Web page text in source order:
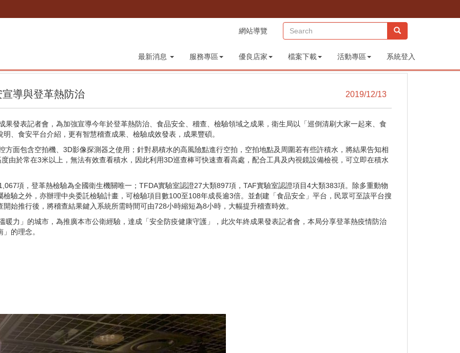
網站導覽 (sitemap)
最新消息 服務專區 優良店家 檔案下載 活動專區 系統登入
導與登革熱防治 2019/12/13
表記者會，為加強宣導今年於登革熱防治、食品安全、稽查、檢驗領域之成果，衛生局以「巡倒清刷大家一起來、食
、食安平台介紹，更有智慧稽查成果、檢驗成效發表，成果豐碩。
包含空拍機、3D影像探測器之使用；針對易積水的高風險點進行空拍，空拍地點及周圍若有些許積水，將結果告知相
由於常在3米以上，無法有效查看積水，因此利用3D巡查棒可快速查看高處，配合工具及內視鏡設備檢視，可立即在積水
項，登革熱檢驗為全國衛生機關唯一；TFDA實驗室認證27大類897項，TAF實驗室認證項目4大類383項。除多重動物
驗之外，亦辦理中央委託檢驗計畫，可檢驗項目數100至108年成長逾3倍。並創建「食品安全」平台，民眾可至該平台搜
始推行後，將稽查結果鍵入系統所需時間可由728小時縮短為8小時，大幅提升稽查時效。
」的城市，為推廣本市公衛經驗，達成「安全防疫健康守護」，此次年終成果發表記者會，本局分享登革熱疫情防治
的理念。